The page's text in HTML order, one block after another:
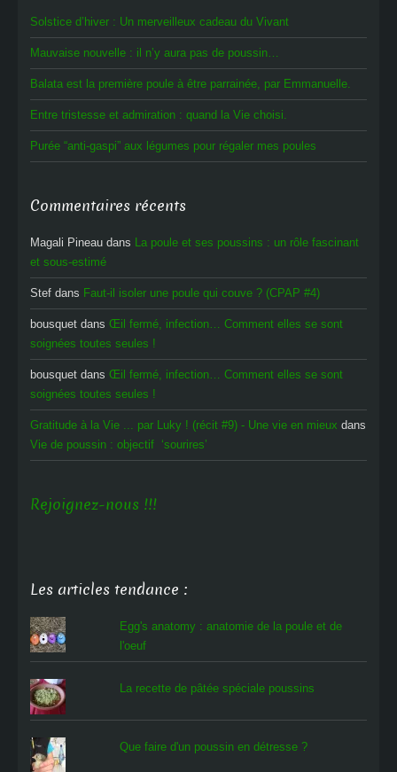
Solstice d’hiver : Un merveilleux cadeau du Vivant
Mauvaise nouvelle : il n’y aura pas de poussin…
Balata est la première poule à être parrainée, par Emmanuelle.
Entre tristesse et admiration : quand la Vie choisi.
Purée “anti-gaspi” aux légumes pour régaler mes poules
Commentaires récents
Magali Pineau dans La poule et ses poussins : un rôle fascinant
et sous-estimé
Stef dans Faut-il isoler une poule qui couve ? (CPAP #4)
bousquet dans Œil fermé, infection… Comment elles se sont
soignées toutes seules !
bousquet dans Œil fermé, infection… Comment elles se sont
soignées toutes seules !
Gratitude à la Vie ... par Luky ! (récit #9) - Une vie en mieux dans
Vie de poussin : objectif ‘sourires’
Rejoignez-nous !!!
Les articles tendance :
Egg's anatomy : anatomie de la poule et de
l'oeuf
La recette de pâtée spéciale poussins
Que faire d'un poussin en détresse ?